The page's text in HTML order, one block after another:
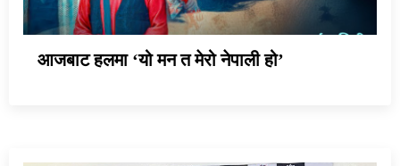
आजबाट हलमा ‘यो मन त मेरो नेपाली हो’